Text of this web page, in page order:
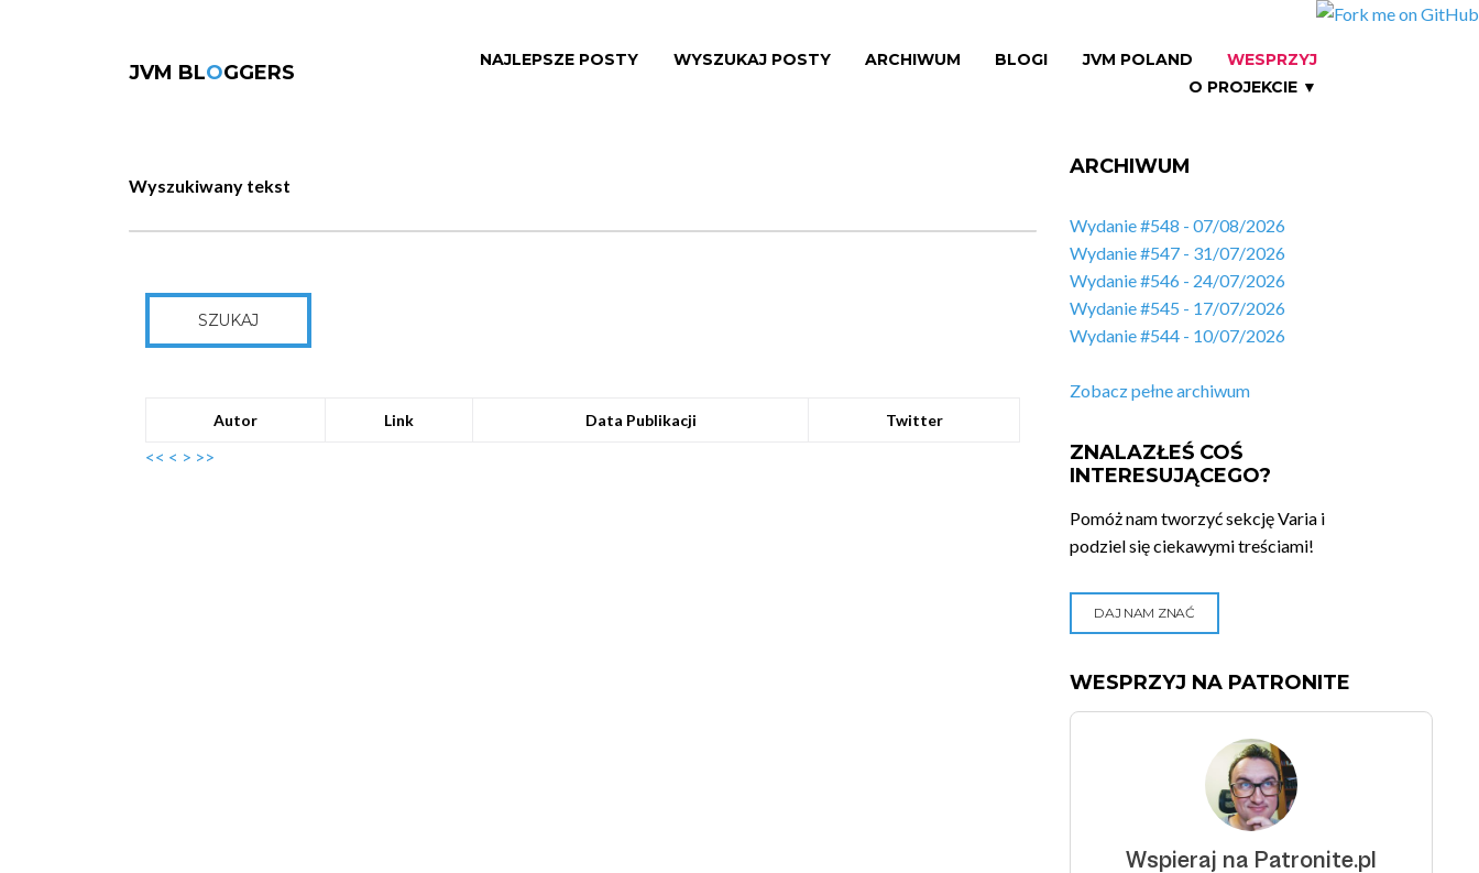
JVM BLOGGERS
NAJLEPSZE POSTY WYSZUKAJ POSTY ARCHIWUM BLOGI JVM POLAND
WESPRZYJ
O PROJEKCIE ▼
Wyszukiwany tekst
SZUKAJ
Autor Link Data Publikacji Twitter
<< < > >>
ARCHIWUM
Wydanie #548 - 07/08/2026
Wydanie #547 - 31/07/2026
Wydanie #546 - 24/07/2026
Wydanie #545 - 17/07/2026
Wydanie #544 - 10/07/2026
Zobacz pełne archiwum
ZNALAZŁEŚ COŚ
INTERESUJĄCEGO?
Pomóż nam tworzyć sekcję Varia i
podziel się ciekawymi treściami!
DAJ NAM ZNAĆ
WESPRZYJ NA PATRONITE